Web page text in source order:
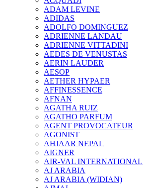
ADAM LEVINE
ADIDAS
ADOLFO DOMINGUEZ
ADRIENNE LANDAU
ADRIENNE VITTADINI
AEDES DE VENUSTAS
AERIN LAUDER
AESOP
AETHER HYPAER
AFFINESSENCE
AFNAN
AGATHA RUIZ
AGATHO PARFUM
AGENT PROVOCATEUR
AGONIST
AHJAAR NEPAL
AIGNER
AIR-VAL INTERNATIONAL
AJ ARABIA
AJ ARABIA (WIDIAN)